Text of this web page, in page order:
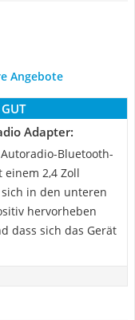
Angebote
GUT
Adapter:
Bluetooth-
2,4 Zoll
in den unteren
hervorheben
dass sich das Gerät